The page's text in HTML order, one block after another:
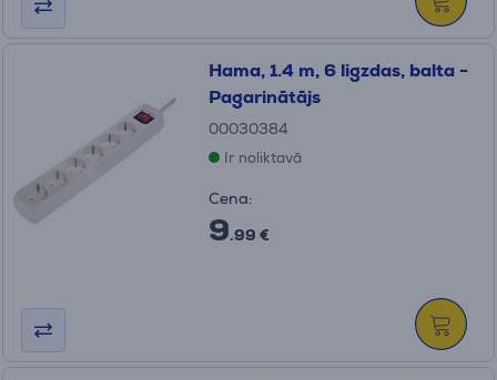
Hama, 1.4 m, 6 ligzdas, balta -
Pagarinātājs
00030384
Ir noliktavā
Cena:
9.99 €